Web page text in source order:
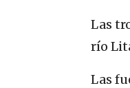
Las
río
Las